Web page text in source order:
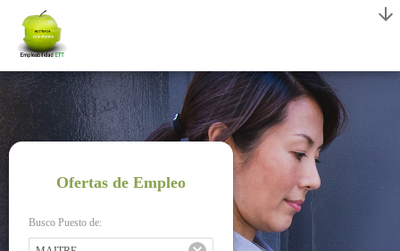
Ofertas de Empleo
Busco Puesto de: